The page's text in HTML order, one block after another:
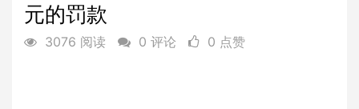
元的罚款
3076 阅读 0 评论 0 点赞